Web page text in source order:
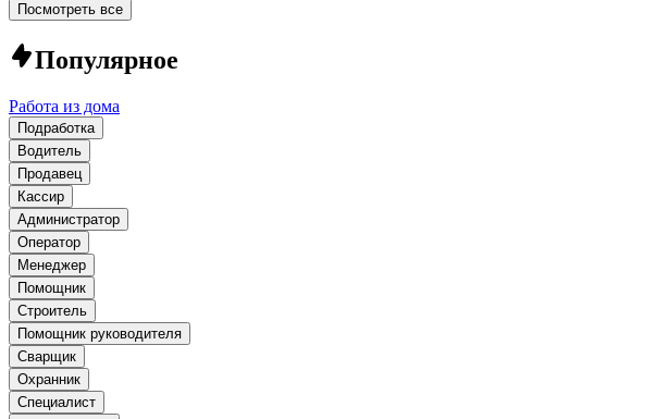
Посмотреть все
Популярное
Работа из дома
Подработка
Водитель
Продавец
Кассир
Администратор
Оператор
Менеджер
Помощник
Строитель
Помощник руководителя
Сварщик
Охранник
Специалист